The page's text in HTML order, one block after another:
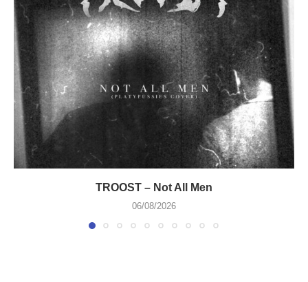
TROOST – Not All Men
06/08/2026